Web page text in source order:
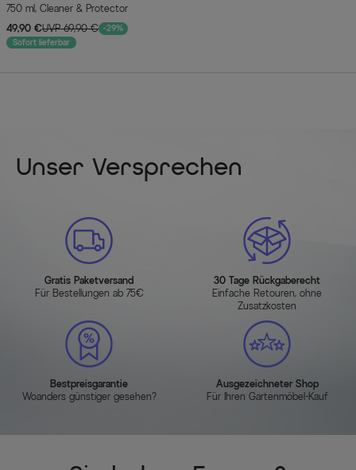
750 ml, Cleaner & Protector
49,90 €UVP 69,90 € -29%
Sofort lieferbar
Unser Versprechen
Gratis Paketversand
Für Bestellungen ab 75€
30 Tage Rückgaberecht
Einfache Retouren, ohne
Zusatzkosten
Bestpreisgarantie
Woanders günstiger gesehen?
Ausgezeichneter Shop
Für Ihren Gartenmöbel-Kauf